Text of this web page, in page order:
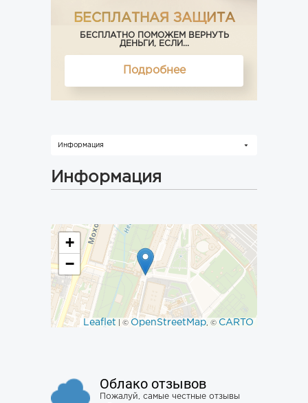
БЕСПЛАТНАЯ ЗАЩИТА
БЕСПЛАТНО ПОМОЖЕМ ВЕРНУТЬ
ДЕНЬГИ, ЕСЛИ...
Подробнее
Информация
Информация
+
−
Leaflet | © OpenStreetMap, © CARTO
Облако отзывов
Пожалуй, самые честные отзывы